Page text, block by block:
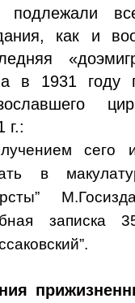
подлежали
как и
в 1931 году
г.:
сего
в
записка